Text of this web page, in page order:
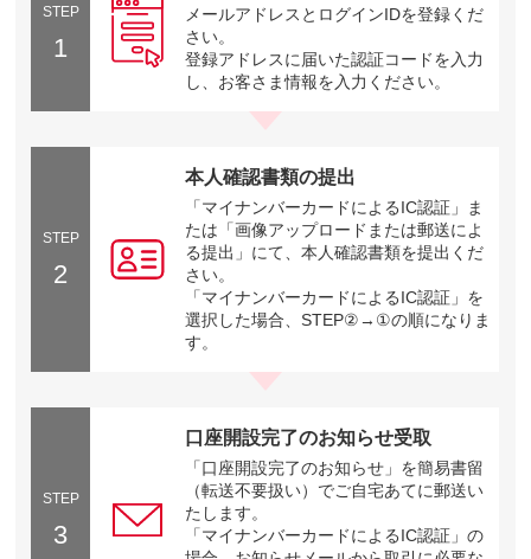
STEP
1
メールアドレスとログインIDを登録くだ
さい。
登録アドレスに届いた認証コードを入力
し、お客さま情報を入力ください。
STEP
2
本人確認書類の提出
「マイナンバーカードによるIC認証」ま
たは「画像アップロードまたは郵送によ
る提出」にて、本人確認書類を提出くだ
さい。
「マイナンバーカードによるIC認証」を
選択した場合、STEP②→①の順になりま
す。
STEP
3
口座開設完了のお知らせ受取
「口座開設完了のお知らせ」を簡易書留
（転送不要扱い）でご自宅あてに郵送い
たします。
「マイナンバーカードによるIC認証」の